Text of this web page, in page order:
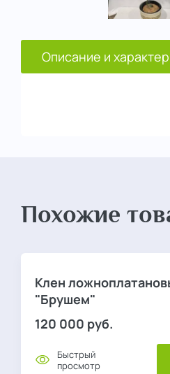
Описание и
Похожие
Клен
"Брушем"
120 000 руб.
Быстрый
просмотр